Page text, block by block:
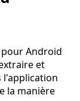
pour Android
et
l'application
la manière